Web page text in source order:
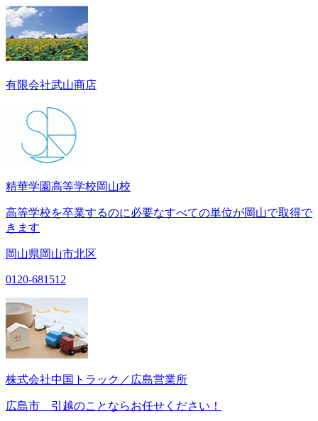
有限会社武山商店
精華学園高等学校岡山校
高等学校を卒業するのに必要なすべての単位が岡山で取得で
きます
岡山県岡山市北区
0120-681512
株式会社中国トラック／広島営業所
広島市 引越のことならお任せください！